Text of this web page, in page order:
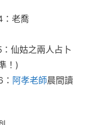
老喬
仙姑之兩人占卜
！)
阿孝老師晨間讀